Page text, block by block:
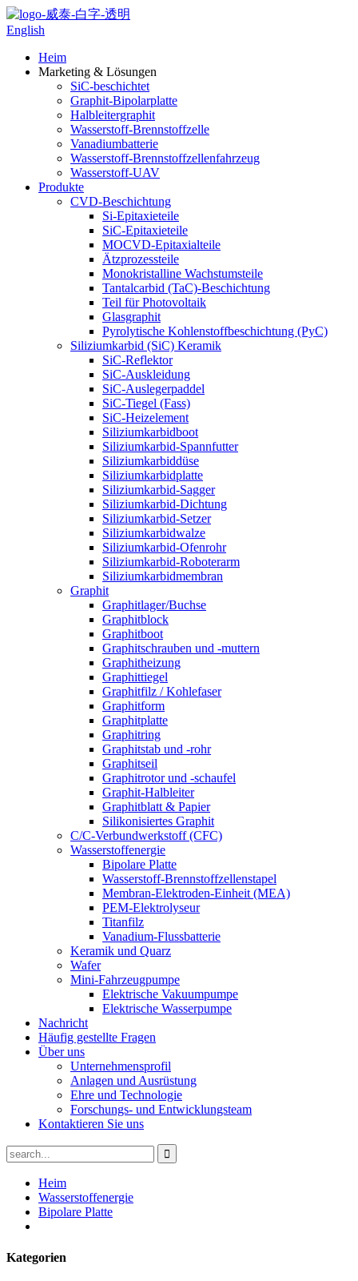
English
Heim
Marketing & Lösungen
SiC-beschichtet
Graphit-Bipolarplatte
Halbleitergraphit
Wasserstoff-Brennstoffzelle
Vanadiumbatterie
Wasserstoff-Brennstoffzellenfahrzeug
Wasserstoff-UAV
Produkte
CVD-Beschichtung
Si-Epitaxieteile
SiC-Epitaxieteile
MOCVD-Epitaxialteile
Ätzprozessteile
Monokristalline Wachstumsteile
Tantalcarbid (TaC)-Beschichtung
Teil für Photovoltaik
Glasgraphit
Pyrolytische Kohlenstoffbeschichtung (PyC)
Siliziumkarbid (SiC) Keramik
SiC-Reflektor
SiC-Auskleidung
SiC-Auslegerpaddel
SiC-Tiegel (Fass)
SiC-Heizelement
Siliziumkarbidboot
Siliziumkarbid-Spannfutter
Siliziumkarbiddüse
Siliziumkarbidplatte
Siliziumkarbid-Sagger
Siliziumkarbid-Dichtung
Siliziumkarbid-Setzer
Siliziumkarbidwalze
Siliziumkarbid-Ofenrohr
Siliziumkarbid-Roboterarm
Siliziumkarbidmembran
Graphit
Graphitlager/Buchse
Graphitblock
Graphitboot
Graphitschrauben und -muttern
Graphitheizung
Graphittiegel
Graphitfilz / Kohlefaser
Graphitform
Graphitplatte
Graphitring
Graphitstab und -rohr
Graphitseil
Graphitrotor und -schaufel
Graphit-Halbleiter
Graphitblatt & Papier
Silikonisiertes Graphit
C/C-Verbundwerkstoff (CFC)
Wasserstoffenergie
Bipolare Platte
Wasserstoff-Brennstoffzellenstapel
Membran-Elektroden-Einheit (MEA)
PEM-Elektrolyseur
Titanfilz
Vanadium-Flussbatterie
Keramik und Quarz
Wafer
Mini-Fahrzeugpumpe
Elektrische Vakuumpumpe
Elektrische Wasserpumpe
Nachricht
Häufig gestellte Fragen
Über uns
Unternehmensprofil
Anlagen und Ausrüstung
Ehre und Technologie
Forschungs- und Entwicklungsteam
Kontaktieren Sie uns
Heim
Wasserstoffenergie
Bipolare Platte
Kategorien